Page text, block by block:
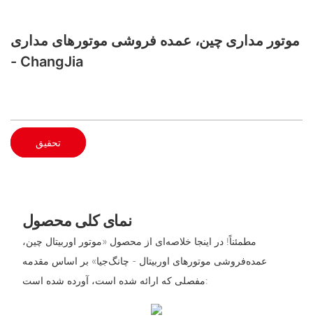
موتور مداری چین، عمده فروشی موتورهای مداری
- ChangJia
تحقیق
نمای کلی محصول
مطمئناً! در اینجا خلاصه‌ای از محصول «موتور اوربیتال چین،
عمده‌فروشی موتورهای اوربیتال - چانگ‌جیا» بر اساس مقدمه
مفصلی که ارائه شده است، آورده شده است: